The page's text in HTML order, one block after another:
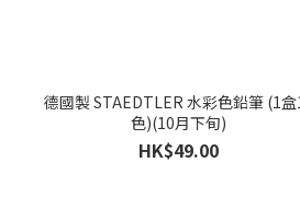
德國製 STAEDTLER 水彩色鉛筆 (1
色)(10月下旬)
HK$49.00